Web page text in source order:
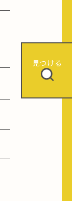
見つける